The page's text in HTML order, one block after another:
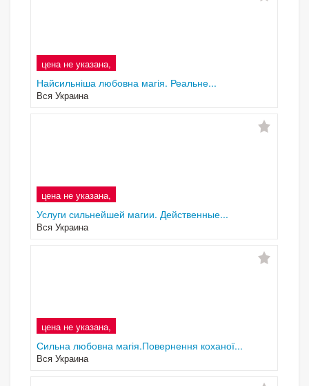
цена не указана,
Найсильніша любовна магія. Реальне...
Вся Украина
цена не указана,
Услуги сильнейшей магии. Действенные...
Вся Украина
цена не указана,
Сильна любовна магія.Повернення коханої...
Вся Украина